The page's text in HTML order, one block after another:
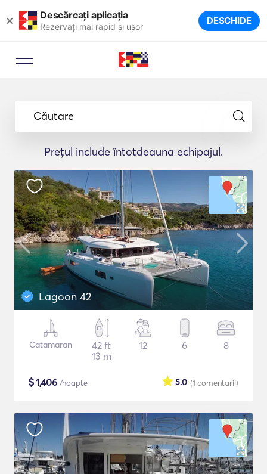
× Descărcați aplicația
Rezervați mai rapid și ușor DESCHIDE
Căutare
Prețul include întotdeauna echipajul.
Lagoon 42
Catamaran
42 ft
13 m
12 6 8
$1,406 /noapte (1 comentarii)
5.0